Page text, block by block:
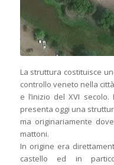
La struttura costituisce
controllo veneto nella
e l’inizio del XVI
presenta oggi una
ma originariamente
mattoni.
In origine era
castello ed in